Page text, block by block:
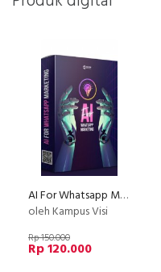
AI For Whatsapp Marketing
oleh Kampus Visi
Rp 150.000
Rp 120.000